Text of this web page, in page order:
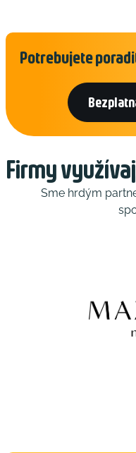
Potrebujete
Firmy
Sme hrdým